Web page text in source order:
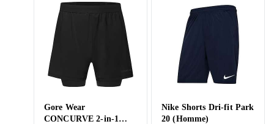
Gore Wear
CONCURVE 2-in-1
Nike Shorts Dri-fit Park
20 (Homme)